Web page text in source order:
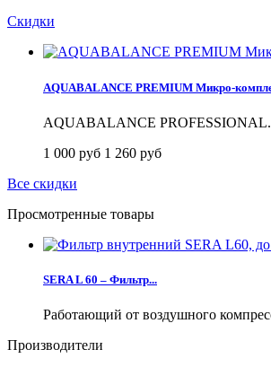
Скидки
AQUABALANCE PREMIUM Микро-
AQUABALANCE
1 000 руб 1 260 руб
Все скидки
Просмотренные товары
SERA L 60 – Фильтр...
Работающий от воздушного
Производители